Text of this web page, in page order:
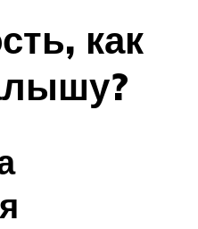
как